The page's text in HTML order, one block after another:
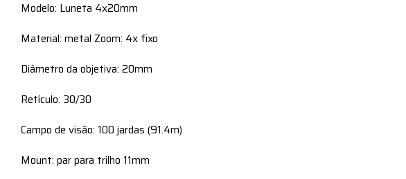
Modelo: Luneta 4x20mm
Material: metal Zoom: 4x fixo
Diâmetro da objetiva: 20mm
Retículo: 30/30
Campo de visão: 100 jardas (91.4m)
Mount: par para trilho 11mm